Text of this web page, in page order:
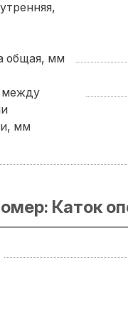
общая, мм
между
мм
Каток